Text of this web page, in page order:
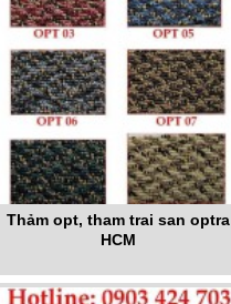
Thảm opt, tham trai san optra
HCM